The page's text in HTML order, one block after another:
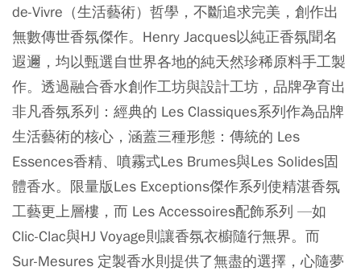
de-Vivre（生活藝術）哲學，不斷追求完美，創作出
無數傳世香氛傑作。Henry Jacques以純正香氛聞名
遐邇，均以甄選自世界各地的純天然珍稀原料手工製
作。透過融合香水創作工坊與設計工坊，品牌孕育出
非凡香氛系列：經典的 Les Classiques系列作為品牌
生活藝術的核心，涵蓋三種形態：傳統的 Les
Essences香精、噴霧式Les Brumes與Les Solides固
體香水。限量版Les Exceptions傑作系列使精湛香氛
工藝更上層樓，而 Les Accessoires配飾系列 —如
Clic-Clac與HJ Voyage則讓香氛衣櫥隨行無界。而
Sur-Mesures 定製香水則提供了無盡的選擇，心隨夢